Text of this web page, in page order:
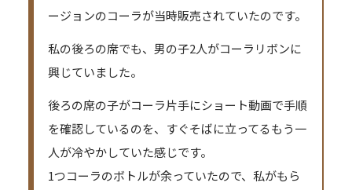
ージョンのコーラが当時販売されていたのです。
私の後ろの席でも、男の子2人がコーラリボンに
興じていました。
後ろの席の子がコーラ片手にショート動画で手順
を確認しているのを、すぐそばに立ってるもう一
人が冷やかしていた感じです。
1つコーラのボトルが余っていたので、私がもら